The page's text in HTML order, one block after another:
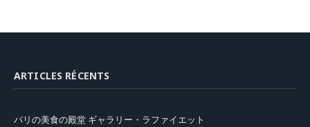
ARTICLES RÉCENTS
パリの美食の殿堂 ギャラリー・ラファイエット